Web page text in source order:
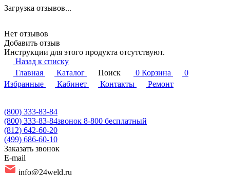
Загрузка отзывов...
Нет отзывов
Добавить отзыв
Инструкции для этого продукта отсутствуют.
Назад к списку
Главная
Каталог Поиск 0 Корзина
0
Избранные
Кабинет Контакты Ремонт
(800) 333-83-84
(800) 333-83-84звонок 8-800 бесплатный
(812) 642-60-20
(499) 686-60-10
Заказать звонок
E-mail
info@24weld.ru